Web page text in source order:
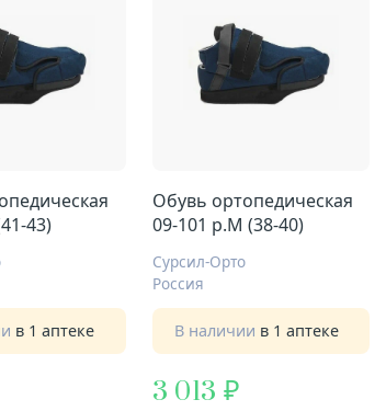
43)
в 1 аптеке
Обувь ортопедическая
09-101 р.M (38-40)
Сурсил-Орто
Россия
В наличии в 1 аптеке
3 013